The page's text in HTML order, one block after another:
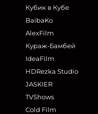
Кубик в Кубе
BaibaKo
AlexFilm
Кураж-Бамбей
IdeaFilm
HDRezka Studio
JASKIER
TVShows
Cold Film